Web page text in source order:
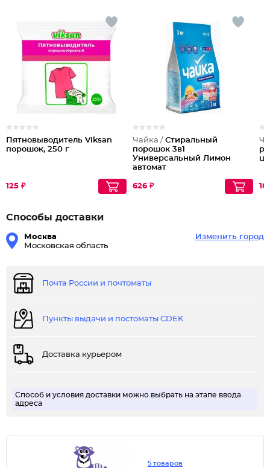
Пятновыводитель Viksan
порошок, 250 г
125 ₽
Чайка / Стиральный
порошок 3в1
Универсальный Лимон
автомат
626 ₽
Способы доставки
Москва
Московская область
Изменить город
Почта России и почтоматы
Пункты выдачи и постоматы CDEK
Доставка курьером
Способ и условия доставки можно выбрать на этапе ввода
адреса
5 товаров